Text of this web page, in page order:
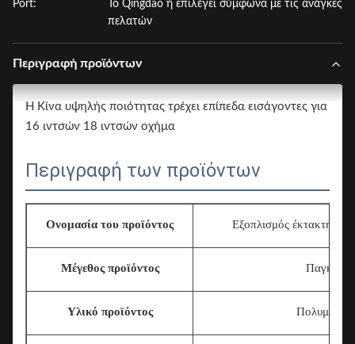
Port:
Το Qingdao ή επιλέγει σύμφωνα με τις ανάγκες
πελατών
Περιγραφή προϊόντων
Η Κίνα υψηλής ποιότητας τρέχει επίπεδα εισάγοντες για
16 ιντσών 18 ιντσών οχήμα
Περιγραφή των προϊόντων
Ονομασία του προϊόντος Εξοπλισμός έκτακτης
Μέγεθος προϊόντος
Υλικό προϊόντος Πολυμερή